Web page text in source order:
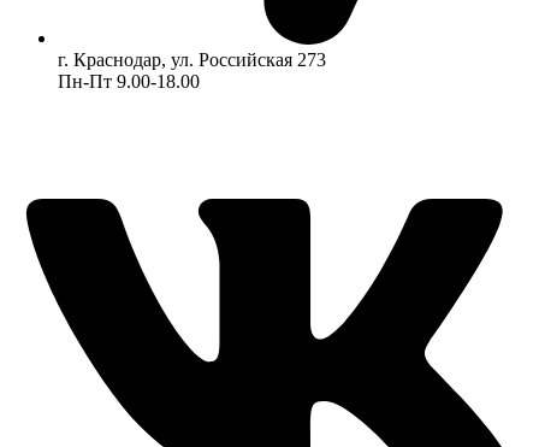
г. Краснодар, ул. Российская 273
Пн-Пт 9.00-18.00